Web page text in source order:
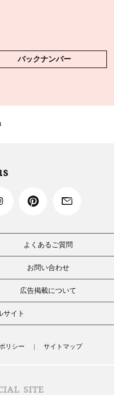
バックナンバー
よくあるご質問
お問い合わせ
広告掲載について
サイト
リシー サイトマップ
SITE